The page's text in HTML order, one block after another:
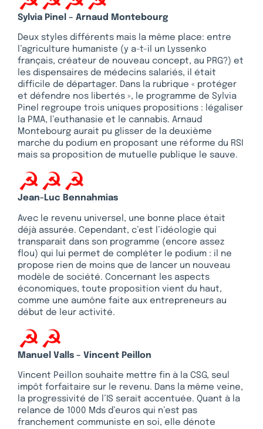
Sylvia Pinel – Arnaud Montebourg
Deux styles différents mais la même place: entre
l’agriculture humaniste (y a-t-il un Lyssenko
français, créateur de nouveau concept, au PRG?) et
les dispensaires de médecins salariés, il était
difficile de départager. Dans la rubrique « protéger
et défendre nos libertés », le programme de Sylvia
Pinel regroupe trois uniques propositions : légaliser
la PMA, l’euthanasie et le cannabis. Arnaud
Montebourg aurait pu glisser de la deuxième
marche du podium en proposant une réforme du RSI
mais sa proposition de mutuelle publique le sauve.
Jean-Luc Bennahmias
Avec le revenu universel, une bonne place était
déjà assurée. Cependant, c’est l’idéologie qui
transparait dans son programme (encore assez
flou) qui lui permet de compléter le podium : il ne
propose rien de moins que de lancer un nouveau
modèle de société. Concernant les aspects
économiques, toute proposition vient du haut,
comme une aumône faite aux entrepreneurs au
début de leur activité.
Manuel Valls – Vincent Peillon
Vincent Peillon souhaite mettre fin à la CSG, seul
impôt forfaitaire sur le revenu. Dans la même veine,
la progressivité de l’IS serait accentuée. Quant à la
relance de 1000 Mds d’euros qui n’est pas
franchement communiste en soi, elle dénote